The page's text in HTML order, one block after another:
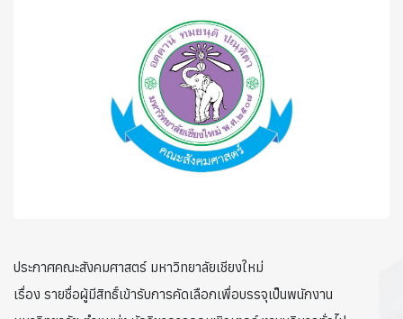
ประกาศคณะสังคมศาสตร์ มหาวิทยาลัยเชียงใหม่
เรื่อง รายชื่อผู้มีสิทธิ์เข้ารับการคัดเลือกเพื่อบรรจุเป็นพนักงาน